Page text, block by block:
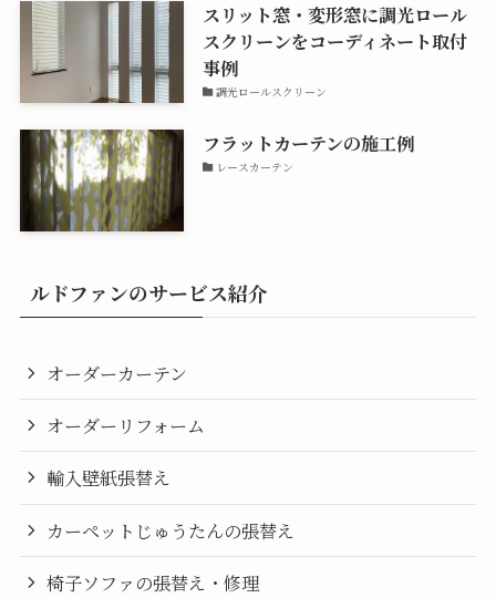
スリット窓・変形窓に調光ロール
スクリーンをコーディネート取付
事例
調光ロールスクリーン
フラットカーテンの施工例
レースカーテン
ルドファンのサービス紹介
オーダーカーテン
オーダーリフォーム
輸入壁紙張替え
カーペットじゅうたんの張替え
椅子ソファの張替え・修理